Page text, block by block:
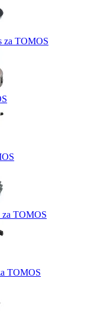
za TOMOS
za TOMOS
TOMOS